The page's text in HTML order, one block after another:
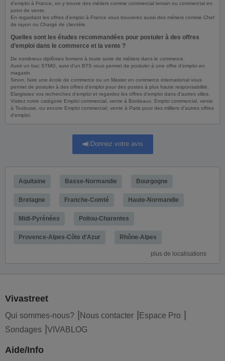
d’emploi à France, on y trouve des métiers comme commercial terrain ou commercial en
point de vente.
En regardant les offres d’emploi à France vous trouverez aussi des métiers comme Chef
de rayon ou Chargé de clientèle.
Quelles sont les études recommandées pour postuler à des offres
d’emploi dans le commerce et la vente ?
De nombreux diplômes forment à toute sorte de métiers dans le commerce.
Avoir un bac STMG, suivi d’un BTS vous permet de postuler à une offre d’emploi en
magasin.
Sinon, faire une école de commerce ou un Master en commerce international vous
permet de postuler à des offres d’emploi pour des postes à plus haute responsabilité.
Elargissez vos recherches d’emploi et regardez les offres d’emploi dans d’autres villes.
Visitez notre catégorie Emploi commercial, vente à Bordeaux, Emploi commercial, vente
à Toulouse, ou encore Emploi commercial, vente à Paris pour des milliers d'autres offres
d'emploi.
Donnez votre avis
Aquitaine Basse-Normandie Bourgogne
Bretagne Franche-Comté Haute-Normandie
Midi-Pyrénées Poitou-Charentes
Provence-Alpes-Côte d'Azur Rhône-Alpes
plus de localisations
Vivastreet
Qui sommes-nous? Nous contacter
Espace Pro
Sondages
VIVABLOG
Aide/Info